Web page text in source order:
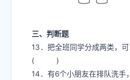
三、判断题
13．把全班同学分成两类，可
( )
14．有6个小朋友在排队洗手